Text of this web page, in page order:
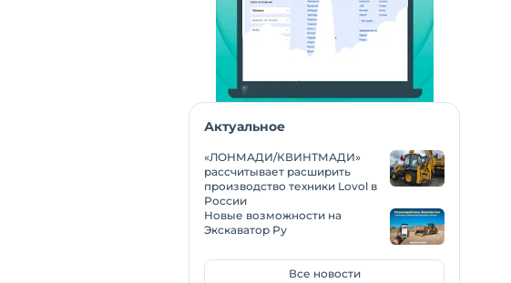
Актуальное
«ЛОНМАДИ/КВИНТМАДИ»
рассчитывает расширить
производство техники Lovol в
России
Новые возможности на
Экскаватор Ру
Все новости